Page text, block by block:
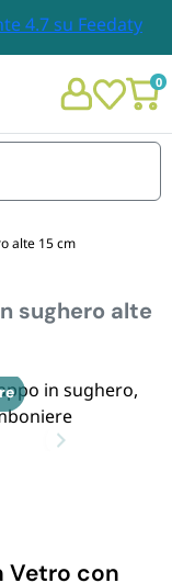
0
alte 15 cm
sughero alte
Vetro con